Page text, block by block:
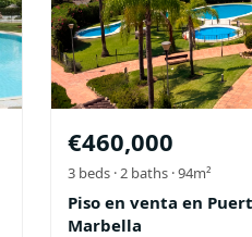
€460,000
3 beds ·2 baths · 94m²
Piso en venta en
Marbella